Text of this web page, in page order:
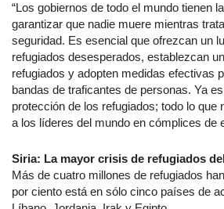
“Los gobiernos de todo el mundo tienen
garantizar que nadie muere mientras
seguridad. Es esencial que ofrezcan un
refugiados desesperados, establezcan
refugiados y adopten medidas efectivas
bandas de traficantes de personas. Ya
protección de los refugiados; todo lo que
a los líderes del mundo en cómplices de
Siria: La mayor crisis de refugiados
Más de cuatro millones de refugiados
por ciento está en sólo cinco países de